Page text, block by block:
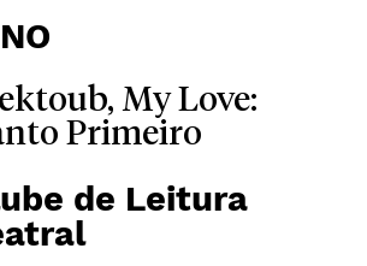
My Love:
Primeiro
de Leitura